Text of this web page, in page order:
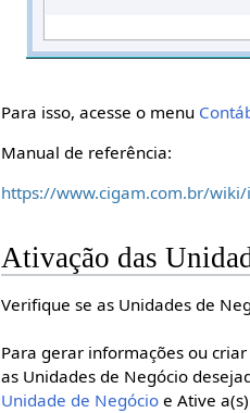
Para isso, acesse o menu
Manual de referência:
https://www.cigam.com.br/wiki/
Ativação das
Verifique se as Unidades de
Para gerar informações ou
as Unidades de Negócio
Unidade de Negócio e Ative